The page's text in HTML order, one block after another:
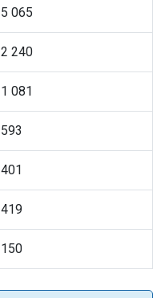
5 065
2 240
1 081
593
401
419
150